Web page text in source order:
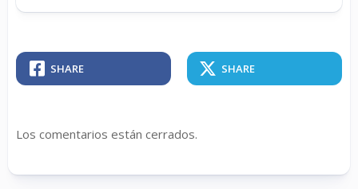
SHARE SHARE
Los comentarios están cerrados.